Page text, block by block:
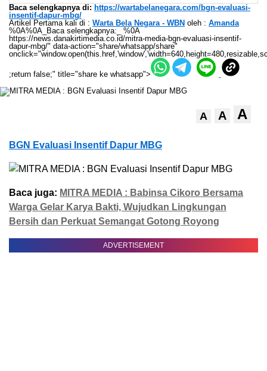
Baca selengkapnya di: https://wartabelanegara.com/bgn-evaluasi-
insentif-dapur-mbg/
Artikel Pertama kali di : Warta Bela Negara - WBN oleh : Amanda
%0A%0A_Baca selengkapnya:_ %0A
https://news.danakirtimedia.co.id/mitra-media-bgn-evaluasi-insentif-
dapur-mbg/" data-action="share/whatsapp/share"
;return false;" title="share ke whatsapp">
A A A
BGN Evaluasi Insentif Dapur MBG
Baca juga: MITRA MEDIA : Babinsa Cikoro Bersama
Warga Gelar Karya Bakti, Wujudkan Lingkungan
Bersih dan Perkuat Semangat Gotong Royong
ADVERTISEMENT